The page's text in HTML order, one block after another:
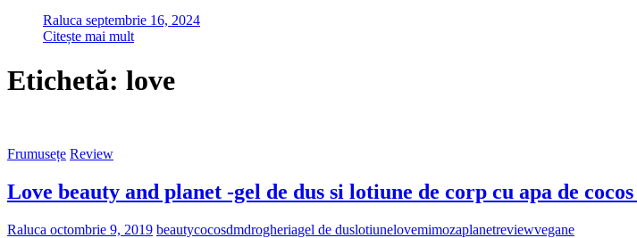
Raluca septembrie 16, 2024
Citește mai mult
Etichetă: love
Frumusețe Review
Love beauty and planet -gel de dus si lotiune de corp cu apa de
Raluca octombrie 9, 2019 beautycocosdmdrogheriagel de duslotiunelovemimozaplanetreviewvegane